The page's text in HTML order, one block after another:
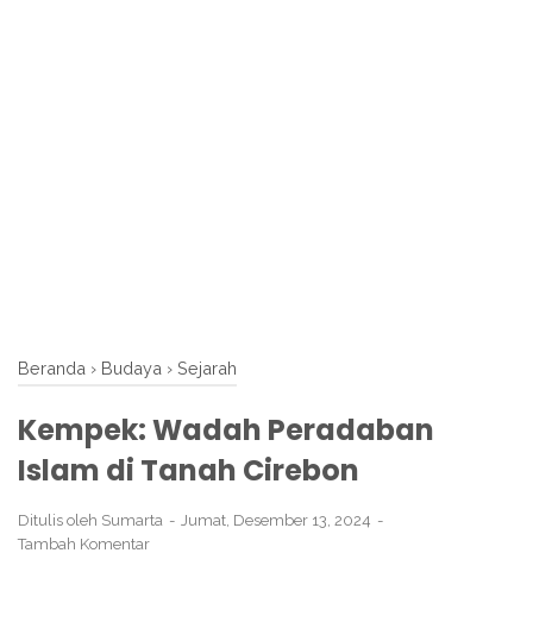
Beranda › Budaya › Sejarah
Kempek: Wadah Peradaban
Islam di Tanah Cirebon
Ditulis oleh Sumarta
Jumat, Desember 13, 2024
Tambah Komentar